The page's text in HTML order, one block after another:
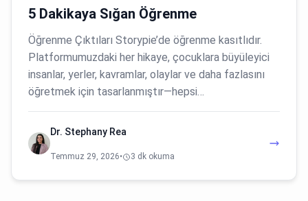
5 Dakikaya Sığan Öğrenme
Öğrenme Çıktıları Storypie’de öğrenme kasıtlıdır.
Platformumuzdaki her hikaye, çocuklara büyüleyici
insanlar, yerler, kavramlar, olaylar ve daha fazlasını
öğretmek için tasarlanmıştır—hepsi…
Dr. Stephany Rea
Temmuz 29, 2026• 3 dk okuma